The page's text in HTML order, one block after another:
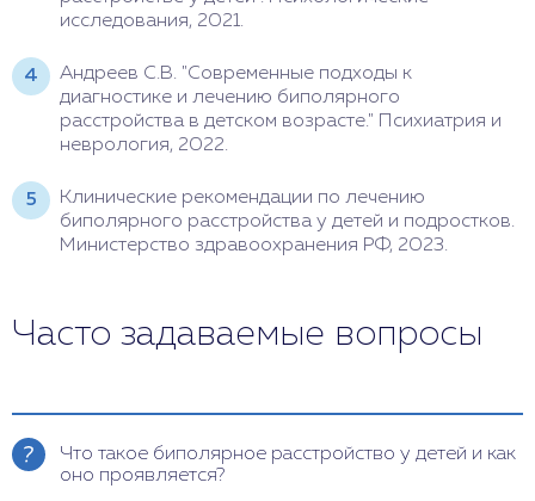
исследования, 2021.
Андреев С.В. "Современные подходы к
диагностике и лечению биполярного
расстройства в детском возрасте." Психиатрия и
неврология, 2022.
Клинические рекомендации по лечению
биполярного расстройства у детей и подростков.
Министерство здравоохранения РФ, 2023.
Часто задаваемые вопросы
Что такое биполярное расстройство у детей и как
оно проявляется?